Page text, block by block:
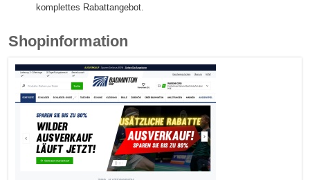
komplettes Rabattangebot.
Shopinformation